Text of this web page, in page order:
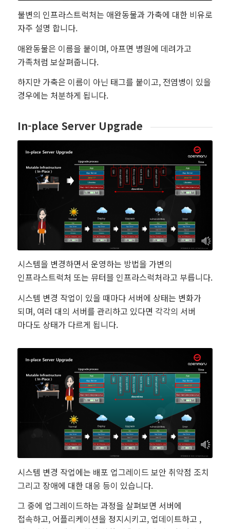
불변의 인프라스트럭처는 애완동물과 가축에 대한 비유로
자주 설명 합니다.
애완동물은 이름을 붙이며, 아프면 병원에 데려가고
가족처럼 보살펴줍니다.
하지만 가축은 이름이 아닌 태그를 붙이고, 전염병이 있을
경우에는 처분하게 됩니다.
In-place Server Upgrade
시스템을 변경하면서 운영하는 방법을 가변의
인프라스트럭처 또는 뮤터블 인프라스럭처라고 부릅니다.
시스템 변경 작업이 있을 때마다 서버에 상태는 변화가
되며, 여러 대의 서버를 관리하고 있다면 각각의 서버
마다도 상태가 다르게 됩니다.
시스템 변경 작업에는 배포 업그레이드 보안 취약점 조치
그리고 장애에 대한 대응 등이 있습니다.
그 중에 업그레이드하는 과정을 살펴보면 서버에
접속하고, 어플리케이션을 정지시키고, 업데이트하고 ,